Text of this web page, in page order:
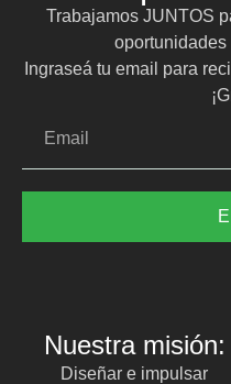
Trabajamos JUNTOS
oportunidades
Ingraseá tu email para
Nuestra misión:
Diseñar e impulsar